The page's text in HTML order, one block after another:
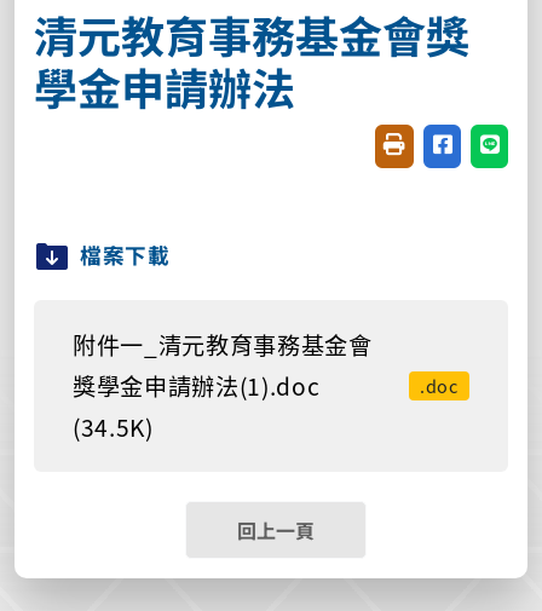
清元教育事務基金會獎
學金申請辦法
友善列印(開新視
分享至臉書
分享
檔案下載
附件一_清元教育事務基金會
獎學金申請辦法(1).doc
(34.5K)
.doc
回上一頁